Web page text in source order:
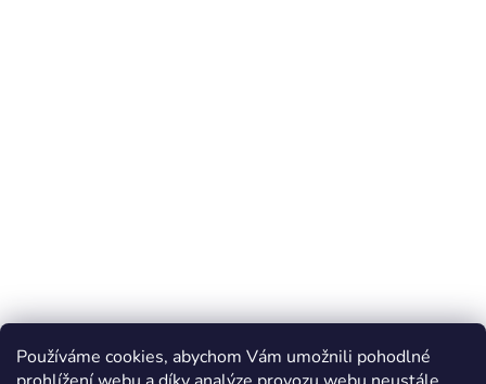
Používáme cookies, abychom Vám umožnili pohodlné